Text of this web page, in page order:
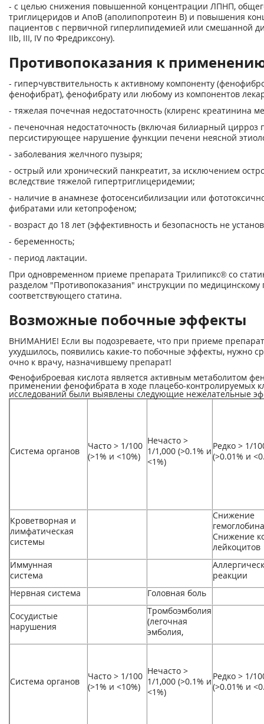
- с целью снижения повышенной концентрации ЛПНП,
триглицеридов и АпоВ (аполипопротеин В) и повышения
пациентов с первичной гиперлипидемией или смешанной
IIb, III, IV по Фредриксону).
Противопоказания к
- гиперчувствительность к активному компоненту
фенофибрат), фенофибрату или любому из компонентов
- тяжелая почечная недостаточность (клиренс креатинина
- печеночная недостаточность (включая билиарный цирроз
персистирующее нарушение функции печени неясной
- заболевания желчного пузыря;
- острый или хронический панкреатит, за исключением
вследствие тяжелой гипертриглицеридемии;
- наличие в анамнезе фотосенсибилизации или
фибратами или кетопрофеном;
- возраст до 18 лет (эффективность и безопасность не
- беременность;
- период лактации.
При одновременном приеме препарата Трилипикс® со
разделом "Противопоказания" инструкции по
соответствующего статина.
Возможные побочные эффекты
ВНИМАНИЕ! Если вы подозреваете, что при приеме
ухудшилось, появились какие-то побочные эффекты, нужно
очно к врачу, назначившему препарат!
Фенофиброевая кислота является активным метаболитом
применении фенофибрата в ходе плацебо-контролируемых
исследований были выявлены следующие нежелательные
Система органов
Часто > 1/100
(>1% и <10%)
Нечасто >
1/1,000 (>0.1% и
<1%)
Редко > 1/
(>0.01% и
Кроветворная и
лимфатическая
системы
Снижение
гемоглобина
Снижение
лейкоцитов
Иммунная
система
реакции
Нервная система
Головная боль
Сосудистые
нарушения
Тромбоэмболия
(легочная
эмболия,
Система органов
Часто > 1/100
(>1% и <10%)
Нечасто >
1/1,000 (>0.1% и
<1%)
Редко > 1/
(>0.01% и